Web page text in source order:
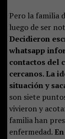
Pero la familia
luego de ser
Decidieron
whatsapp
contactos del
cercanos. La
situación y
son siete
vivieron y
familia han
enfermedad.